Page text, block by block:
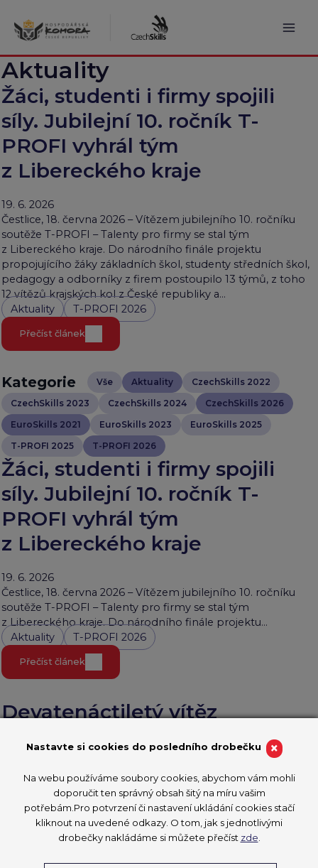
obsah
Aktuality
Žáci, studenti i firmy spojili
síly. Jubilejní 10. ročník T-
PROFI vyhrál tým
z Libereckého kraje
19. 6. 2026
Čestlice, 18. června 2026 – Vítězem jubilejního 10. ročníku
soutěže T-PROFI – Talenty pro firmy se stal tým
z Libereckého kraje. Do národního finále projektu
propojujícího žáky základních škol, studenty středních škol,
pedagogy a odborníky z firem postoupilo 13 týmů, z toho
12 vítězů krajských kol z České republiky a…
Aktuality
T-PROFI 2026
Přečíst článek
Kategorie Vše Aktuality
CzechSkills 2022
CzechSkills 2023
CzechSkills 2024
CzechSkills 2026
EuroSkills 2021
EuroSkills 2023
EuroSkills 2025
T-PROFI 2025
T-PROFI 2026
Žáci, studenti i firmy spojili
síly. Jubilejní 10. ročník T-
PROFI vyhrál tým
z Libereckého kraje
19. 6. 2026
Čestlice, 18. června 2026 – Vítězem jubilejního 10. ročníku
soutěže T-PROFI – Talenty pro firmy se stal tým
z Libereckého kraje. Do národního finále projektu…
Aktuality
T-PROFI 2026
Přečíst článek
Devatenáctiletý vítěz
CzechSkills studuje dva obory.
zásuvek po internet“, zaznělo
na Radiožurnálu
Devatenáctiletý Filip Kratochvíl, vítěz soutěže CzechSkills
×
Nastavte si cookies do posledního drobečku
Na webu používáme soubory cookies, abychom vám mohli
doporučit ten správný obsah šitý na míru vašim
potřebám.Pro potvrzení či nastavení ukládání cookies stačí
kliknout na uvedené odkazy. O tom, jak s jednotlivými
drobečky nakládáme si můžete přečíst zde